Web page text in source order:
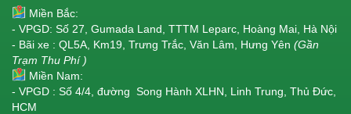
Miền Bắc:
- VPGD: Số 27, Gumada Land, TTTM Leparc, Hoàng Mai, Hà Nội
- Bãi xe : QL5A, Km19, Trưng Trắc, Văn Lâm, Hưng Yên (Gần
Trạm Thu Phí )
Miền Nam:
- VPGD : Số 4/4, đường Song Hành XLHN, Linh Trung, Thủ Đức,
HCM